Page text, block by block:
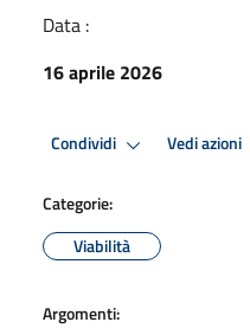
Data :
16 aprile 2026
Condividi Vedi azioni
Categorie:
Viabilità
Argomenti: